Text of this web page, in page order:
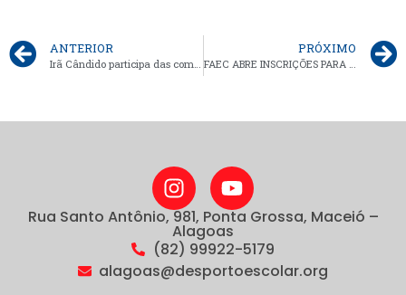
ANTERIOR PRÓXIMO
Rua Santo Antônio, 981, Ponta Grossa, Maceió –
Alagoas
(82) 99922-5179
alagoas@desportoescolar.org